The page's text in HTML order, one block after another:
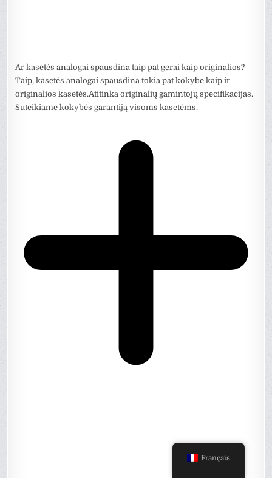
Ar kasetės analogai spausdina taip pat gerai kaip originalios?
Taip, kasetės analogai spausdina tokia pat kokybe kaip ir
originalios kasetės.Atitinka originalių gamintojų specifikacijas.
Suteikiame kokybės garantiją visoms kasetėms.
Français